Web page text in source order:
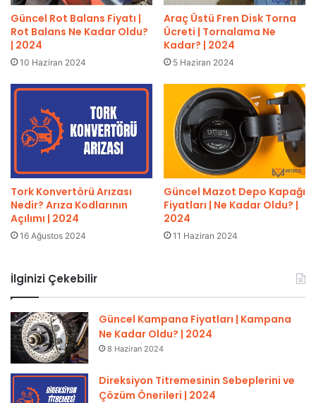
Güncel Rot Balans Fiyatı |
Rot Balans Ne Kadar Oldu?
| 2024
10 Haziran 2024
Araç Üstü Fren Disk Torna
Ücreti | Tornalama Ne
Kadar? | 2024
5 Haziran 2024
Tork Konvertörü Arızası
Nedir? Arıza Kodlarının
Açılımı | 2024
16 Ağustos 2024
Güncel Mazot Depo Kapağı
Fiyatları | Ne Kadar Oldu? |
2024
11 Haziran 2024
İlginizi Çekebilir
Güncel Kampana Fiyatları | Kampana
Ne Kadar Oldu? | 2024
8 Haziran 2024
Direksiyon Titremesinin Sebeplerini ve
Çözüm Önerileri | 2024